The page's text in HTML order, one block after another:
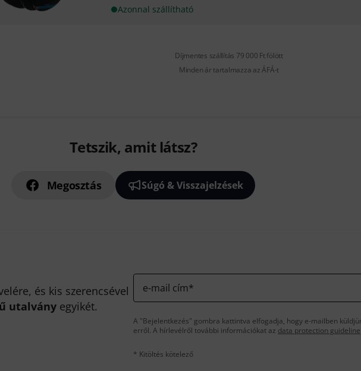
Azonnal szállítható
Díjmentes szállítás 79 000 Ft fölött
Minden ár tartalmazza az ÁFÁ-t
Tetszik, amit látsz?
Megosztás Súgó & Visszajelzések
és kis szerencsével
utalvány egyikét.
e-mail cím*
A "Bejelentkezés" gombra kattintva elfogadja, hogy e-mailben
erről. A hírlevélről további információkat az data protection guideline
* Kitöltés kötelező